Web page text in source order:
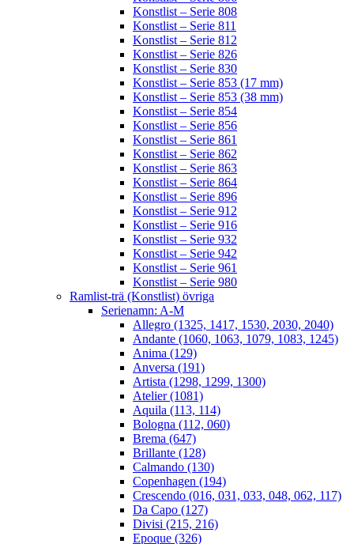
Konstlist – Serie 808
Konstlist – Serie 811
Konstlist – Serie 812
Konstlist – Serie 826
Konstlist – Serie 830
Konstlist – Serie 853 (17 mm)
Konstlist – Serie 853 (38 mm)
Konstlist – Serie 854
Konstlist – Serie 856
Konstlist – Serie 861
Konstlist – Serie 862
Konstlist – Serie 863
Konstlist – Serie 864
Konstlist – Serie 896
Konstlist – Serie 912
Konstlist – Serie 916
Konstlist – Serie 932
Konstlist – Serie 942
Konstlist – Serie 961
Konstlist – Serie 980
Ramlist-trä (Konstlist) övriga
Serienamn: A-M
Allegro (1325, 1417, 1530, 2030, 2040)
Andante (1060, 1063, 1079, 1083, 1245)
Anima (129)
Anversa (191)
Artista (1298, 1299, 1300)
Atelier (1081)
Aquila (113, 114)
Bologna (112, 060)
Brema (647)
Brillante (128)
Calmando (130)
Copenhagen (194)
Crescendo (016, 031, 033, 048, 062, 117)
Da Capo (127)
Divisi (215, 216)
Epoque (326)